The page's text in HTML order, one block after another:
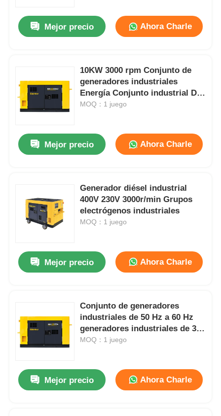
Mejor precio Ahora Charle
10KW 3000 rpm Conjunto de
generadores industriales
Energía Conjunto industrial Dg
1350mm
MOQ：1 juego
Mejor precio Ahora Charle
Generador diésel industrial
400V 230V 3000r/min Grupos
electrógenos industriales
MOQ：1 juego
Mejor precio Ahora Charle
Conjunto de generadores
industriales de 50 Hz a 60 Hz
generadores industriales de 310
kg
MOQ：1 juego
Mejor precio Ahora Charle